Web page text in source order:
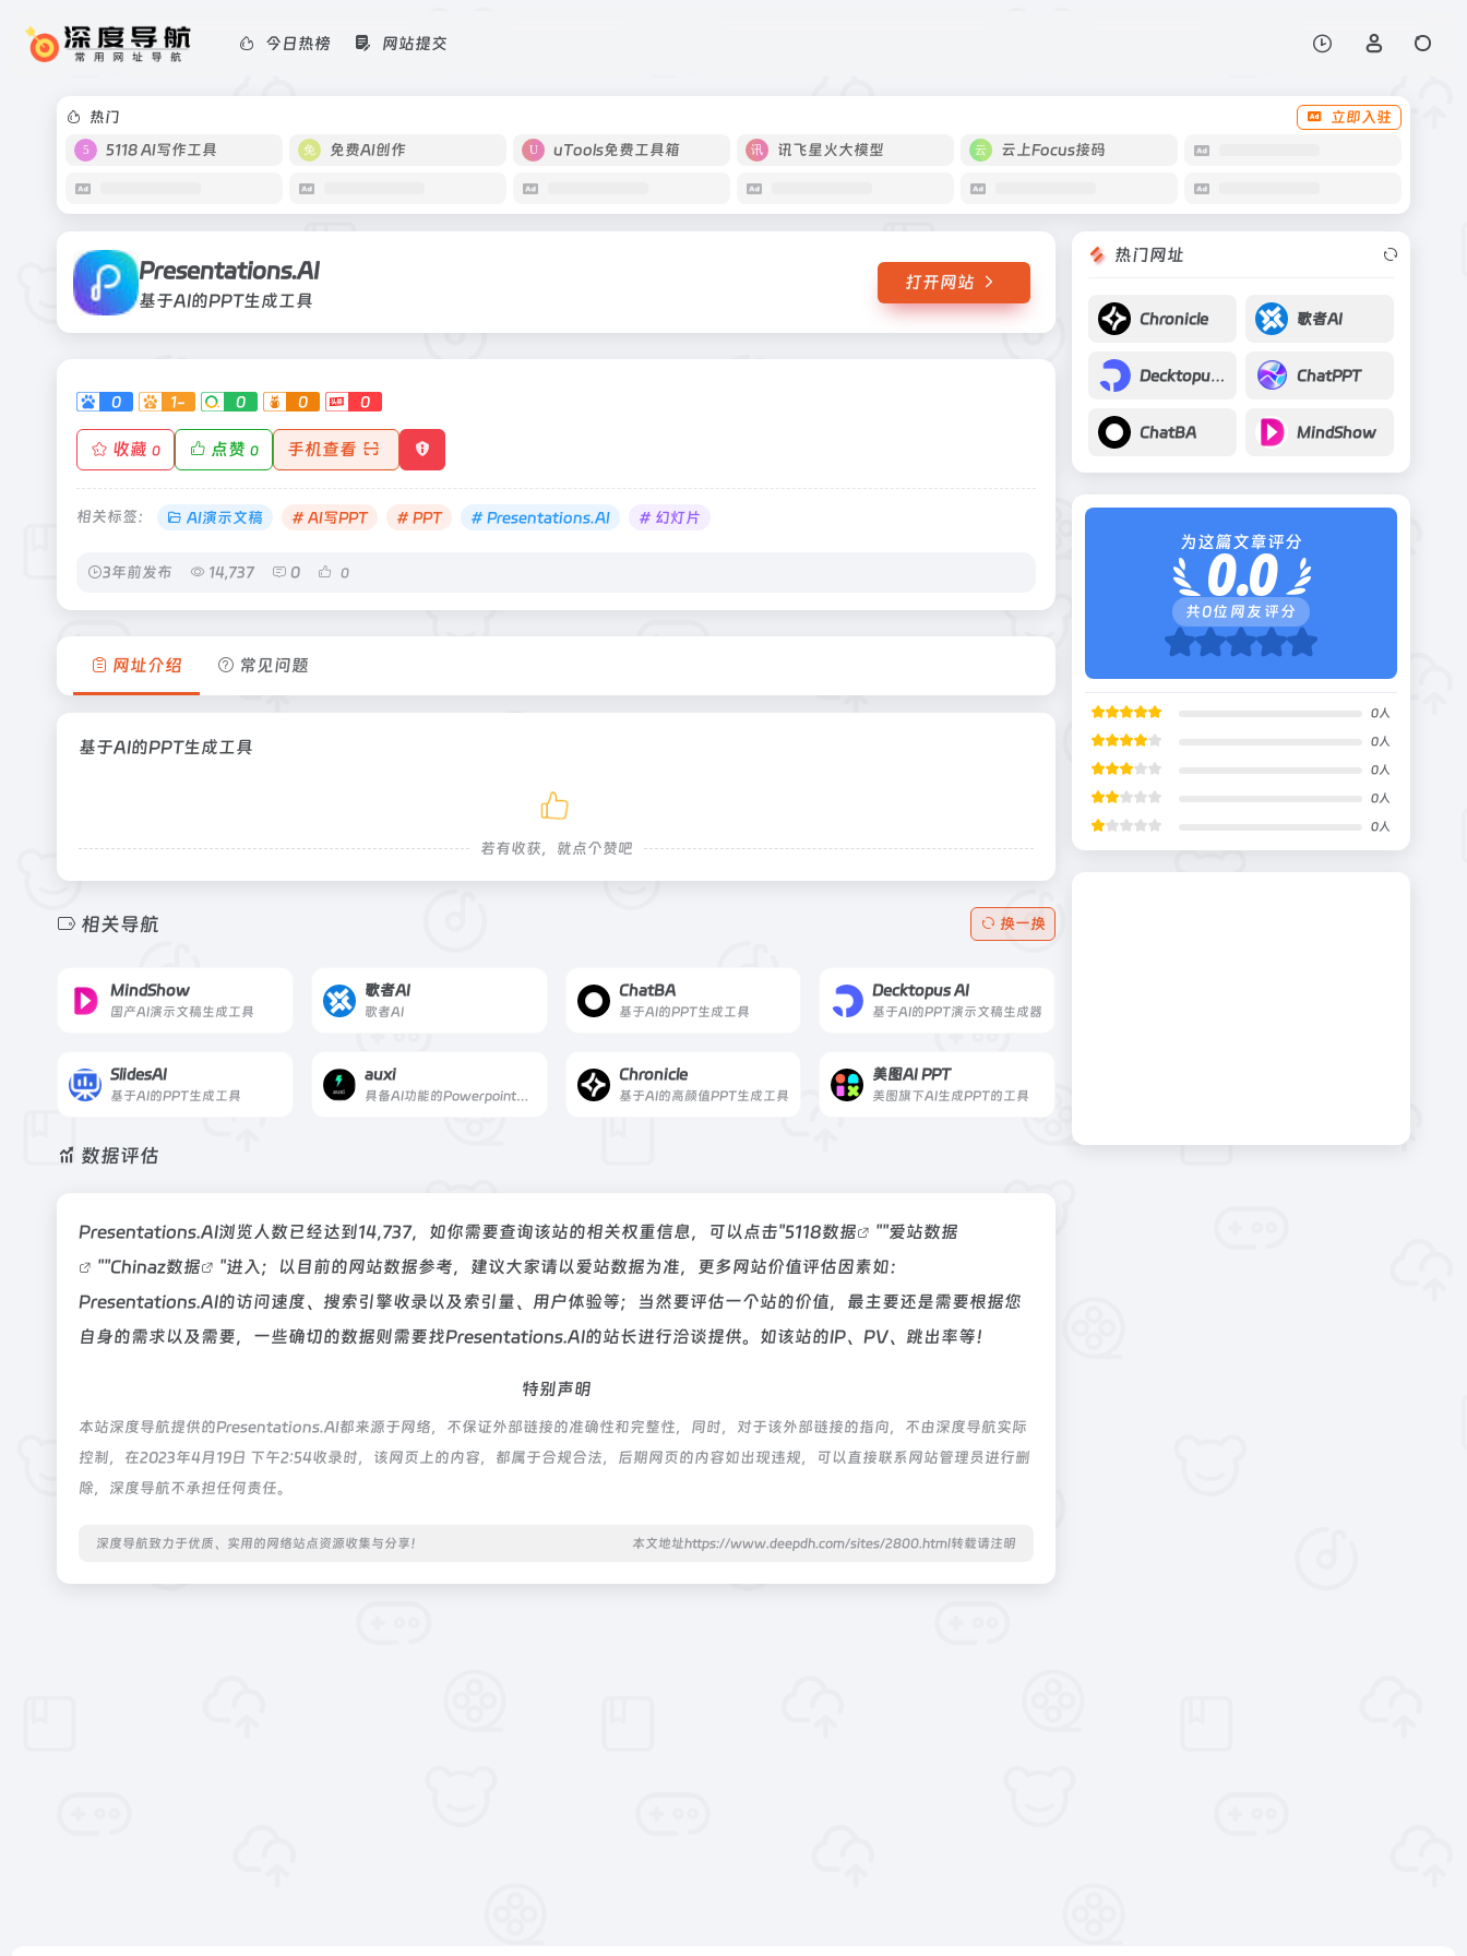
今日热榜 网站提交
热门
立即入驻
5118 AI写作工具
免费AI创作 uTools免费工具箱 讯飞星火大模型 云上Focus接码
Presentations.AI
基于AI的PPT生成工具
打开网站
0 1- 0 0 0
收藏 0 点赞 0 手机查看
相关标签： AI演示文稿 # AI写PPT # PPT # Presentations.AI # 幻灯片
3年前发布 14,737 0 0
网址介绍 常见问题
基于AI的PPT生成工具
若有收获，就点个赞吧
相关导航 换一换
MindShow
国产AI演示文稿生成工具
歌者AI
歌者AI
ChatBA
基于AI的PPT生成工具
Decktopus AI
基于AI的PPT演示文稿生成器
SlidesAI
基于AI的PPT生成工具
auxi
具备AI功能的Powerpoint插件
Chronicle
基于AI的高颜值PPT生成工具
美图AI PPT
美图旗下AI生成PPT的工具
数据评估
Presentations.AI浏览人数已经达到14,737，如你需要查询该站的相关权重信息，可以点击"5118数据 ""爱站数据
""Chinaz数据
"进入；以目前的网站数据参考，建议大家请以爱站数据为准，更多网站价值评估因素如：
Presentations.AI的访问速度、搜索引擎收录以及索引量、用户体验等；当然要评估一个站的价值，最主要还是需要根据您
自身的需求以及需要，一些确切的数据则需要找Presentations.AI的站长进行洽谈提供。如该站的IP、PV、跳出率等！
特别声明
本站深度导航提供的Presentations.AI都来源于网络，不保证外部链接的准确性和完整性，同时，对于该外部链接的指向，不由深度导航实际
控制，在2023年4月19日 下午2:54收录时，该网页上的内容，都属于合规合法，后期网页的内容如出现违规，可以直接联系网站管理员进行删
除，深度导航不承担任何责任。
深度导航致力于优质、实用的网络站点资源收集与分享！ 本文地址https://www.deepdh.com/sites/2800.html转载请注明
热门网址
Chronicle 歌者AI
Decktopus AI ChatPPT
ChatBA MindShow
为这篇文章评分
0.0
共0位网友评分
0人
0人
0人
0人
0人